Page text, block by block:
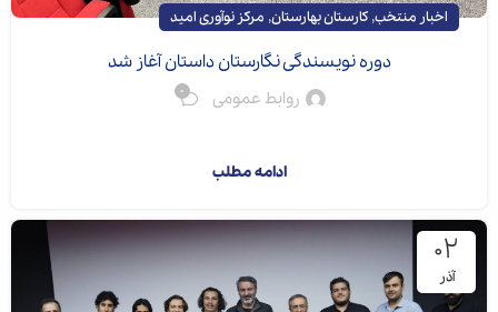
اخبار منتخب, کارستان بهارستان, مرکز نوآوری امید
دوره نویسندگی نگارستان داستان آغاز شد
روابط عمومی 0
ادامه مطلب
۰۲
آذر